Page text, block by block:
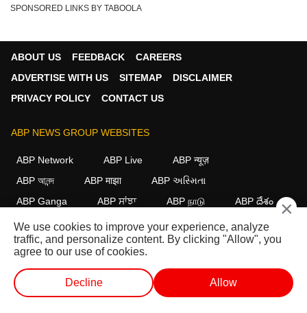
SPONSORED LINKS BY TABOOLA
ABOUT US FEEDBACK
CAREERS
ADVERTISE WITH US
SITEMAP
DISCLAIMER
PRIVACY POLICY
CONTACT US
ABP NEWS GROUP WEBSITES
ABP Network ABP Live
ABP न्यूज़
ABP আনন্দ
ABP माझा
ABP અસ્મિતા
ABP Ganga
ABP ਸਾਂਝਾ ABP நாடு ABP దేశం
FOLLOW US
This website follows the DNPA Code of Ethics. Copyright@2026.
All rights reserved.
×
We use cookies to improve your experience, analyze
traffic, and personalize content. By clicking "Allow", you
agree to our use of cookies.
Decline Allow